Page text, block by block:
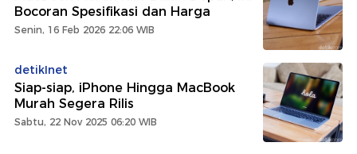
Bocoran Spesifikasi dan Harga
Senin, 16 Feb 2026 22:06 WIB
detikInet
Siap-siap, iPhone Hingga MacBook
Murah Segera Rilis
Sabtu, 22 Nov 2025 06:20 WIB